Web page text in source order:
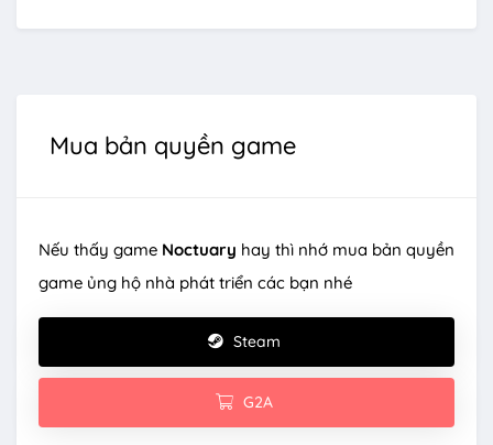
Mua bản quyền game
Nếu thấy game Noctuary hay thì nhớ mua bản quyền
game ủng hộ nhà phát triển các bạn nhé
Steam
G2A